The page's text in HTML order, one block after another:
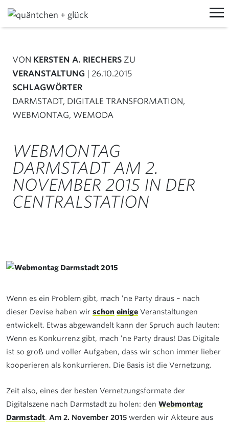
PROZESSE
WORKSHOPS
EVENTS
VON UNS LERNEN
TRAININGS
VORTRÄGE
ÜBER UNS
MANIFEST
JOBS
NEW WORK
SCHONTAG
KONTAKT
AKTUELLES
NEWSLETTER
LINKEDIN
WORKSHOPRAUM MIETEN
JEDERZEIT@QUNDG.DE
+49 (0) 6151 850 798 0
KONTAKT
VON KERSTEN A. RIECHERS ZU
VERANSTALTUNG | 26.10.2015
SCHLAGWÖRTER
DARMSTADT, DIGITALE TRANSFORMATION,
WEBMONTAG, WEMODA
WEBMONTAG
DARMSTADT AM 2.
NOVEMBER 2015 IN DER
CENTRALSTATION
Wenn es ein Problem gibt, mach ’ne Party draus – nach
dieser Devise haben wir schon einige Veranstaltungen
entwickelt. Etwas abgewandelt kann der Spruch auch lauten:
Wenn es Konkurrenz gibt, mach ’ne Party draus! Das Digitale
ist so groß und voller Aufgaben, dass wir schon immer lieber
kooperieren als konkurrieren. Die Basis ist die Vernetzung.
Zeit also, eines der besten Vernetzungsformate der
Digitalszene nach Darmstadt zu holen: den Webmontag
Darmstadt. Am 2. November 2015 werden wir Akteure aus